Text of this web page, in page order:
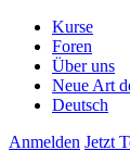
Kurse
Foren
Über uns
Neue Art
Deutsch
Anmelden Jetzt